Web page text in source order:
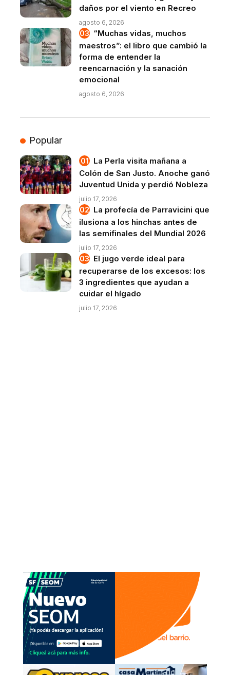
daños por el viento en Recreo
agosto 6, 2026
“Muchas vidas, muchos
maestros”: el libro que cambió la
forma de entender la
reencarnación y la sanación
emocional
agosto 6, 2026
Popular
La Perla visita mañana a
Colón de San Justo. Anoche ganó
Juventud Unida y perdió Nobleza
julio 17, 2026
La profecía de Parravicini que
ilusiona a los hinchas antes de
las semifinales del Mundial 2026
julio 17, 2026
El jugo verde ideal para
recuperarse de los excesos: los
3 ingredientes que ayudan a
cuidar el hígado
julio 17, 2026